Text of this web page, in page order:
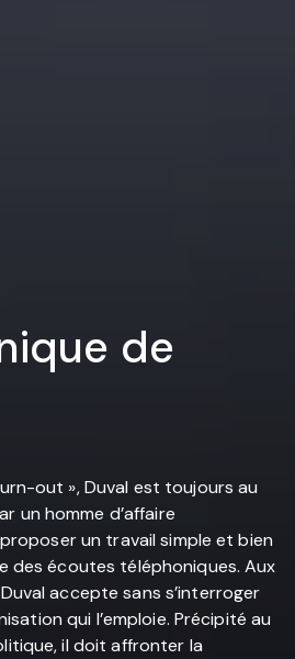
de
out », Duval est toujours au
un homme d’affaire
un travail simple et bien
des écoutes téléphoniques. Aux
accepte sans s’interroger
qui l’emploie. Précipité au
il doit affronter la